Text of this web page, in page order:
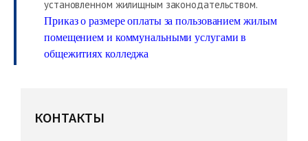
установленном жилищным законодательством.
Приказ о размере оплаты за пользованием жилым
помещением и коммунальными услугами в
общежитиях колледжа
КОНТАКТЫ